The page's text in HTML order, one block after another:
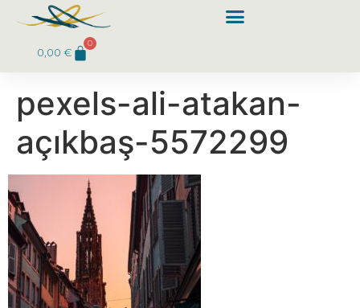
0,00€
0
pexels-ali-atakan-
açıkbaş-5572299